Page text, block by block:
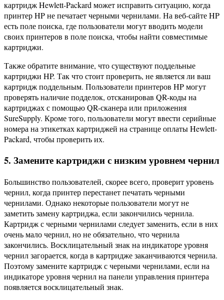
картридж Hewlett-Packard может исправить ситуацию, когда
принтер HP не печатает черными чернилами. На веб-сайте HP
есть поле поиска, где пользователи могут вводить модели
своих принтеров в поле поиска, чтобы найти совместимые
картриджи.
Также обратите внимание, что существуют поддельные
картриджи HP. Так что стоит проверить, не является ли ваш
картридж поддельным. Пользователи принтеров HP могут
проверять наличие подделок, отсканировав QR-коды на
картриджах с помощью QR-сканера или приложения
SureSupply. Кроме того, пользователи могут ввести серийные
номера на этикетках картриджей на странице оплаты Hewlett-
Packard, чтобы проверить их.
5. Замените картриджи с низким уровнем чернил
Большинство пользователей, скорее всего, проверит уровень
чернил, когда принтер перестанет печатать черными
чернилами. Однако некоторые пользователи могут не
заметить замену картриджа, если закончились чернила.
Картридж с черными чернилами следует заменить, если в них
очень мало чернил, но не обязательно, что чернила
закончились. Восклицательный знак на индикаторе уровня
чернил загорается, когда в картридже заканчиваются чернила.
Поэтому замените картридж с черными чернилами, если на
индикаторе уровня чернил на панели управления принтера
появляется восклицательный знак.